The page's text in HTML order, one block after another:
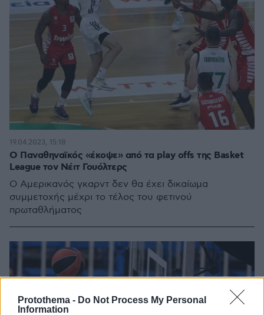
Protothema - Do Not Process My Personal
Information
Ο Παναθηναϊκός «έκοψε» από τα play offs της Basket
League τον Νέιτ Γουόλτερς
Ο Αμερικανός γκαρντ δεν θα έχει δικαίωμα
συμμετοχής μέχρι το τέλος του φετινού
πρωταθλήματος
19.04.2023, 15:18